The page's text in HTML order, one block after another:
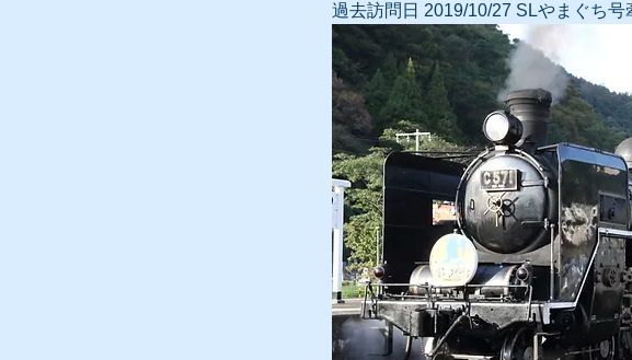
過去訪問日 2019/10/27 SLやまぐち号